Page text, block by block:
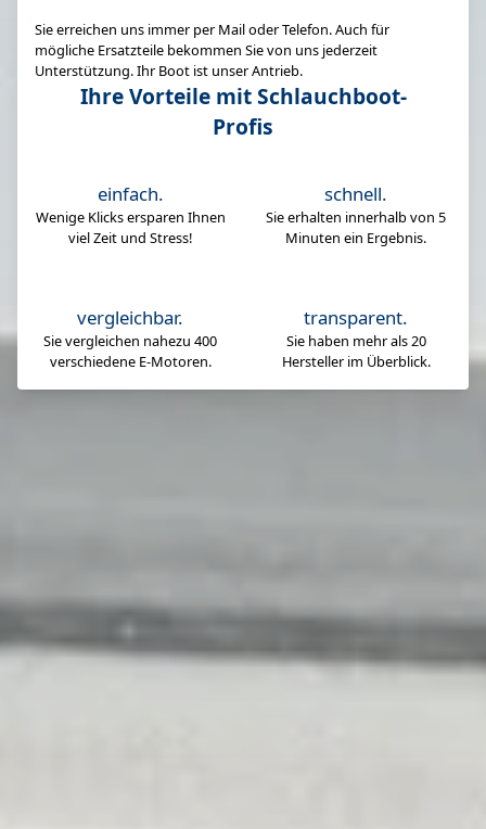
Sie erreichen uns immer per Mail oder Telefon. Auch für
mögliche Ersatzteile bekommen Sie von uns jederzeit
Unterstützung. Ihr Boot ist unser Antrieb.
Ihre Vorteile mit Schlauchboot-
Profis
einfach.
Wenige Klicks ersparen Ihnen
viel Zeit und Stress!
schnell.
Sie erhalten innerhalb von 5
Minuten ein Ergebnis.
vergleichbar.
Sie vergleichen nahezu 400
verschiedene E-Motoren.
transparent.
Sie haben mehr als 20
Hersteller im Überblick.